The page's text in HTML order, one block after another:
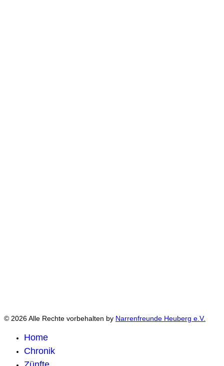
© 2026 Alle Rechte vorbehalten by Narrenfreunde Heuberg e.V.
Home
Chronik